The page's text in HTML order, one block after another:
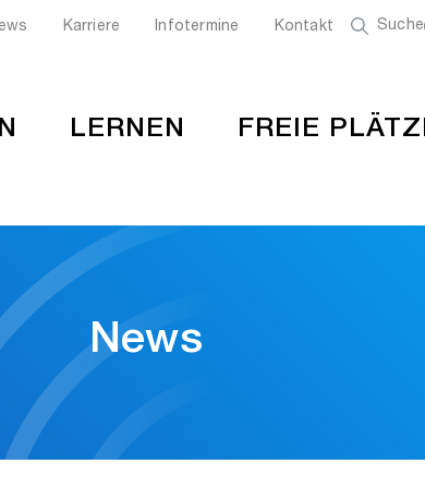
Karriere Infotermine Kontakt Suche
LERNEN FREIE
News